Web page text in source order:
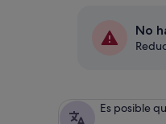
No
Es posible